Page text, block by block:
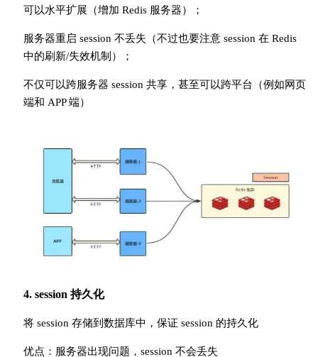
可以水平扩展（增加 Redis 服务器）；
服务器重启 session 不丢失（不过也要注意 session 在 Redis
中的刷新/失效机制）；
不仅可以跨服务器 session 共享，甚至可以跨平台（例如网页
端和 APP 端）
4. session 持久化
将 session 存储到数据库中，保证 session 的持久化
优点：服务器出现问题，session 不会丢失